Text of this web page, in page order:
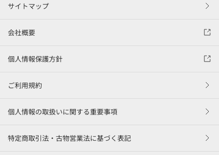
サイトマップ
会社概要
個人情報保護方針
ご利用規約
個人情報の取扱いに関する重要事項
特定商取引法・古物営業法に基づく表記